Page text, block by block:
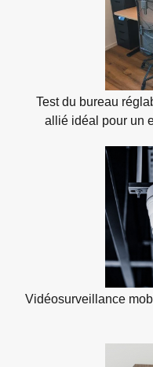
Test du bureau
allié idéal pour un
Vidéosurveillance